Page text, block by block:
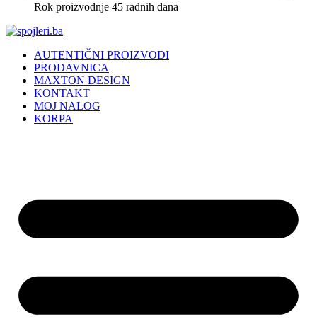
Rok proizvodnje 45 radnih dana
AUTENTIČNI PROIZVODI
PRODAVNICA
MAXTON DESIGN
KONTAKT
MOJ NALOG
KORPA